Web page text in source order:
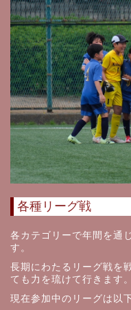
各種リーグ戦
各カテゴリーで年間を通
す。
長期にわたるリーグ戦を
ても力を琉けて行きます。
現在参加中のリーグは以